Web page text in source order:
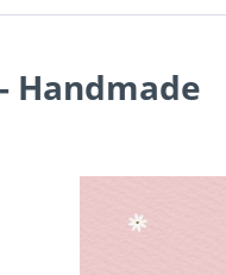
Handmade